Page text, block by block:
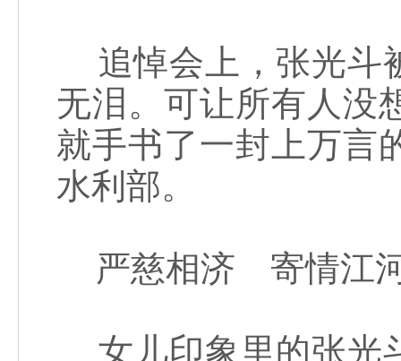
追悼会上，张光斗
无泪。可让所有人没
就手书了一封上万言
水利部。
严慈相济 寄情江
女儿印象里的张光